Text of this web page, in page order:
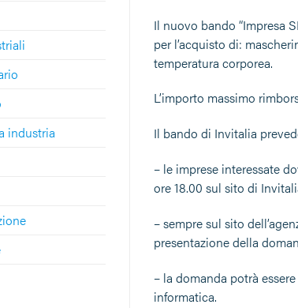
industria
Il nuovo bando “Impresa
per l’acquisto di:
temperatura corporea.
L’importo massimo
Il bando di Invitalia
– le imprese interessate
ore 18.00 sul sito di
– sempre sul sito
presentazione della
– la domanda potrà
informatica.